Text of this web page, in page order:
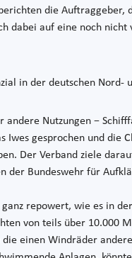
die Auftraggeber,
dabei auf eine noch
in der deutschen Nord-
Nutzungen −
Iwes gesprochen und die
Der Verband ziele
der Bundeswehr für
repowert, wie es in
von teils über
einen Windräder